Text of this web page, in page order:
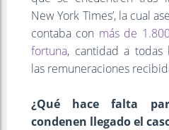
New York Times’, la cual
contaba con más de
fortuna, cantidad a todas
las remuneraciones
¿Qué hace falta
condenen llegado el